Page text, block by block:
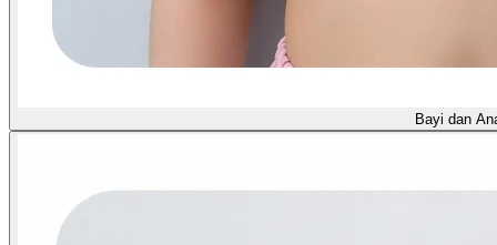
Bayi dan